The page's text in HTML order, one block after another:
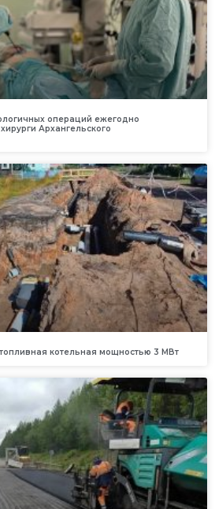
операций ежегодно
Архангельского
котельная мощностью 3 МВт